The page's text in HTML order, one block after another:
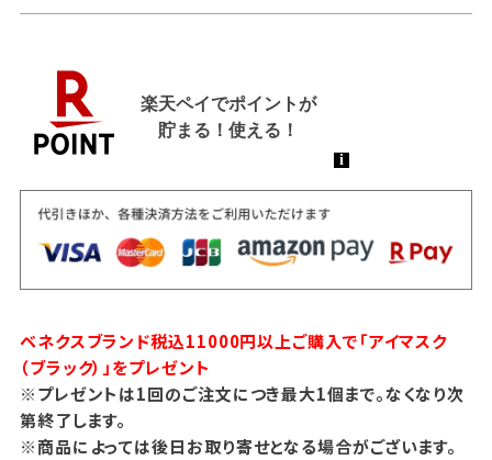
ベネクスブランド税込11000円以上ご購入で「アイマスク
（ブラック）」をプレゼント
※プレゼントは1回のご注文につき最大1個まで。なくなり次
第終了します。
※商品によっては後日お取り寄せとなる場合がございます。